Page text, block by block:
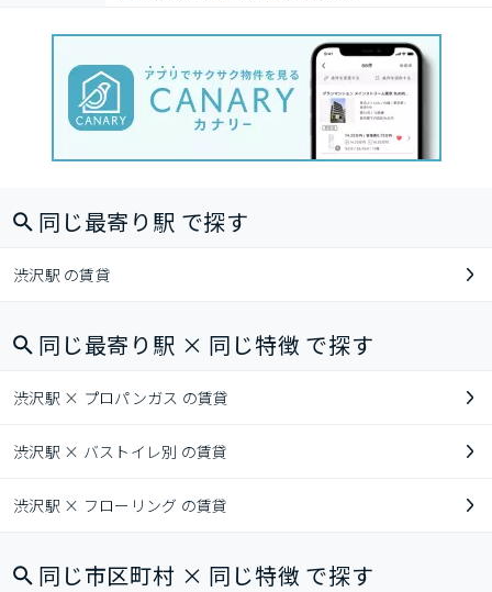
同じ最寄り駅 で探す
渋沢駅 の賃貸
同じ最寄り駅 × 同じ特徴 で探す
渋沢駅 × プロパンガス の賃貸
渋沢駅 × バストイレ別 の賃貸
渋沢駅 × フローリング の賃貸
同じ市区町村 × 同じ特徴 で探す